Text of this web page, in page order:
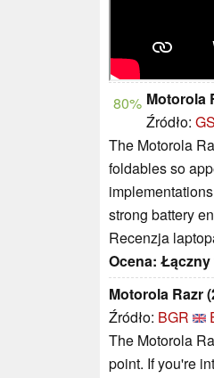
80% Motorola
Źródło:
The Motorola
foldables so
strong battery
Recenzja
Ocena:
Motorola Razr
Źródło: BGR
The Motorola
point. If you're